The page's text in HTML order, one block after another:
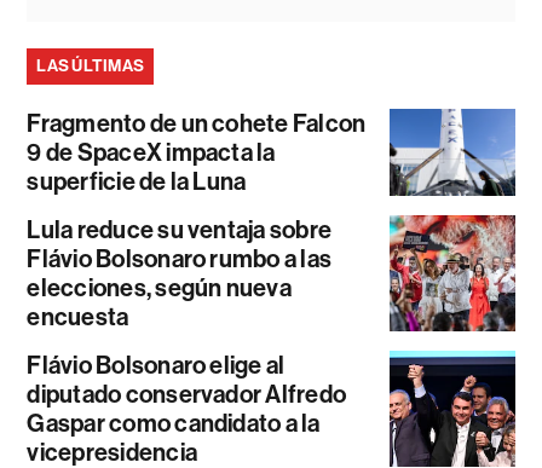
LAS ÚLTIMAS
Fragmento de un cohete Falcon
9 de SpaceX impacta la
superficie de la Luna
Lula reduce su ventaja sobre
Flávio Bolsonaro rumbo a las
elecciones, según nueva
encuesta
Flávio Bolsonaro elige al
diputado conservador Alfredo
Gaspar como candidato a la
vicepresidencia